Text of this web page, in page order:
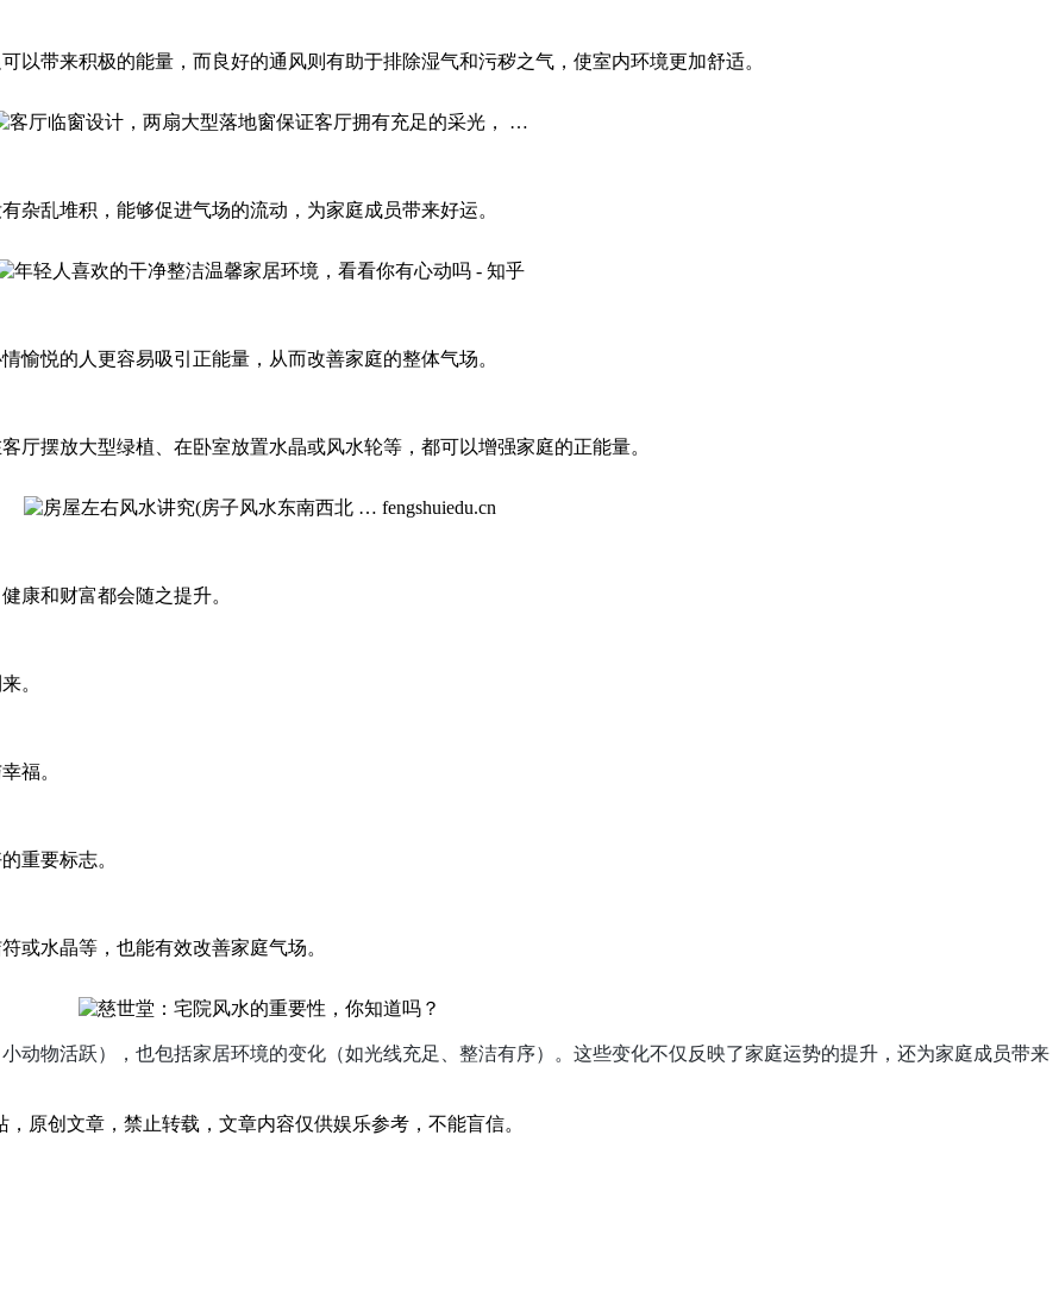
以带来积极的能量，而良好的通风则有助于排除湿气和污秽之气，使室内环境更加舒适。
杂乱堆积，能够促进气场的流动，为家庭成员带来好运。
愉悦的人更容易吸引正能量，从而改善家庭的整体气场。
厅摆放大型绿植、在卧室放置水晶或风水轮等，都可以增强家庭的正能量。
康和财富都会随之提升。
。
福。
重要标志。
或水晶等，也能有效改善家庭气场。
动物活跃），也包括家居环境的变化（如光线充足、整洁有序）。这些变化不仅反映了家庭运势的提升，还为家庭成员带来
原创文章，禁止转载，文章内容仅供娱乐参考，不能盲信。